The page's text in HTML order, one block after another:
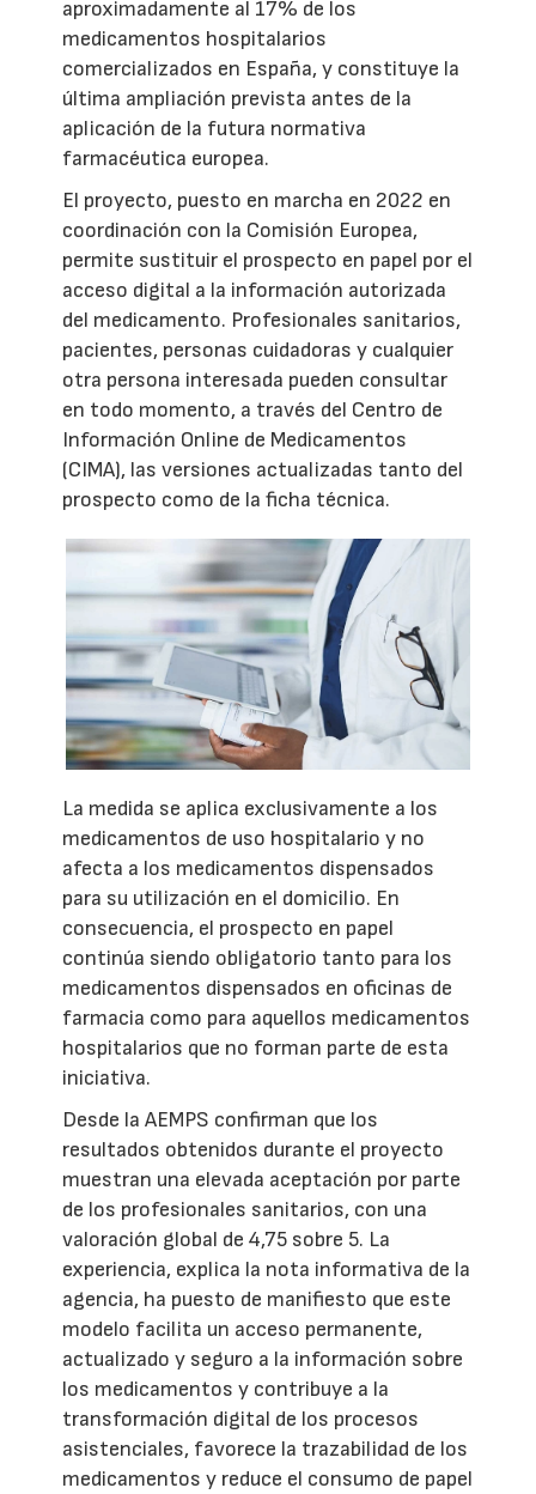
aproximadamente al 17% de los
medicamentos hospitalarios
comercializados en España, y constituye la
última ampliación prevista antes de la
aplicación de la futura normativa
farmacéutica europea.
El proyecto, puesto en marcha en 2022 en
coordinación con la Comisión Europea,
permite sustituir el prospecto en papel por el
acceso digital a la información autorizada
del medicamento. Profesionales sanitarios,
pacientes, personas cuidadoras y cualquier
otra persona interesada pueden consultar
en todo momento, a través del Centro de
Información Online de Medicamentos
(CIMA), las versiones actualizadas tanto del
prospecto como de la ficha técnica.
La medida se aplica exclusivamente a los
medicamentos de uso hospitalario y no
afecta a los medicamentos dispensados
para su utilización en el domicilio. En
consecuencia, el prospecto en papel
continúa siendo obligatorio tanto para los
medicamentos dispensados en oficinas de
farmacia como para aquellos medicamentos
hospitalarios que no forman parte de esta
iniciativa.
Desde la AEMPS confirman que los
resultados obtenidos durante el proyecto
muestran una elevada aceptación por parte
de los profesionales sanitarios, con una
valoración global de 4,75 sobre 5. La
experiencia, explica la nota informativa de la
agencia, ha puesto de manifiesto que este
modelo facilita un acceso permanente,
actualizado y seguro a la información sobre
los medicamentos y contribuye a la
transformación digital de los procesos
asistenciales, favorece la trazabilidad de los
medicamentos y reduce el consumo de papel